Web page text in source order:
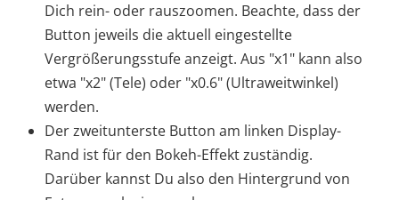
Dich rein- oder rauszoomen. Beachte, dass der
Button jeweils die aktuell eingestellte
Vergrößerungsstufe anzeigt. Aus "x1" kann also
etwa "x2" (Tele) oder "x0.6" (Ultraweitwinkel)
werden.
Der zweitunterste Button am linken Display-
Rand ist für den Bokeh-Effekt zuständig.
Darüber kannst Du also den Hintergrund von